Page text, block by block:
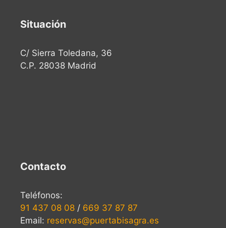
Situación
C/ Sierra Toledana, 36
C.P. 28038 Madrid
Contacto
Teléfonos:
91 437 08 08 / 669 37 87 87
Email: reservas@puertabisagra.es